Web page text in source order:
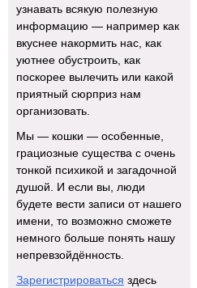
узнавать всякую полезную
информацию — например как
вкуснее накормить нас, как
уютнее обустроить, как
поскорее вылечить или какой
приятный сюрприз нам
организовать.
Мы — кошки — особенные,
грациозные существа с очень
тонкой психикой и загадочной
душой. И если вы, люди
будете вести записи от нашего
имени, то возможно сможете
немного больше понять нашу
непревзойдённость.
Зарегистрироваться здесь